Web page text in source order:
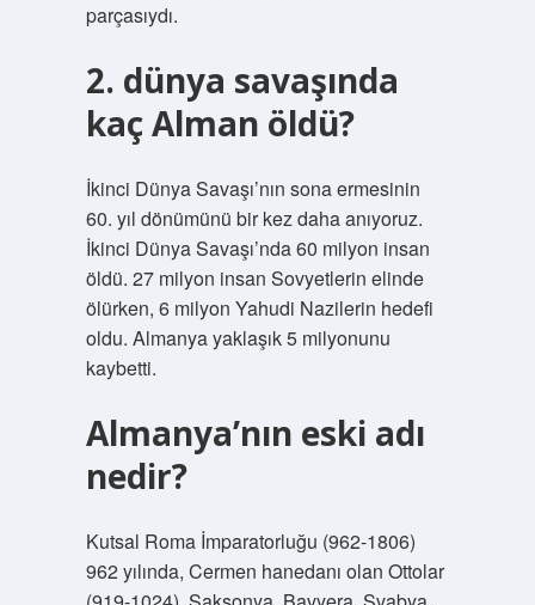
parçasıydı.
2. dünya savaşında
kaç Alman öldü?
İkinci Dünya Savaşı’nın sona ermesinin
60. yıl dönümünü bir kez daha anıyoruz.
İkinci Dünya Savaşı’nda 60 milyon insan
öldü. 27 milyon insan Sovyetlerin elinde
ölürken, 6 milyon Yahudi Nazilerin hedefi
oldu. Almanya yaklaşık 5 milyonunu
kaybetti.
Almanya’nın eski adı
nedir?
Kutsal Roma İmparatorluğu (962-1806)
962 yılında, Cermen hanedanı olan Ottolar